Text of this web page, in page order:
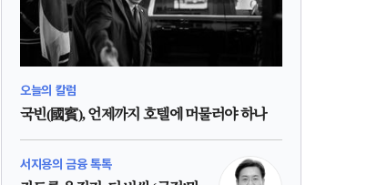
오늘의 칼럼
국빈(國賓), 언제까지 호텔에 머물러야 하나
서지용의 금융 톡톡